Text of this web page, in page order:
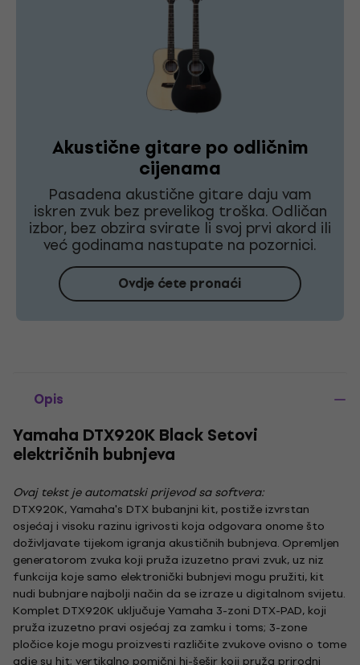
Akustične gitare po odličnim
cijenama
Pasadena akustične gitare daju vam
iskren zvuk bez prevelikog troška. Odličan
izbor, bez obzira svirate li svoj prvi akord ili
već godinama nastupate na pozornici.
Ovdje ćete pronaći
Opis
Yamaha DTX920K Black Setovi
električnih bubnjeva
Ovaj tekst je automatski prijevod sa softvera:
DTX920K, Yamaha's DTX bubanjni kit, postiže izvrstan
osjećaj i visoku razinu igrivosti koja odgovara onome što
doživljavate tijekom igranja akustičnih bubnjeva. Opremljen
generatorom zvuka koji pruža izuzetno pravi zvuk, uz niz
funkcija koje samo elektronički bubnjevi mogu pružiti, kit
nudi bubnjare najbolji način da se izraze u digitalnom svijetu.
Komplet DTX920K uključuje Yamaha 3-zoni DTX-PAD, koji
pruža izuzetno pravi osjećaj za zamku i toms; 3-zone
pločice koje mogu proizvesti različite zvukove ovisno o tome